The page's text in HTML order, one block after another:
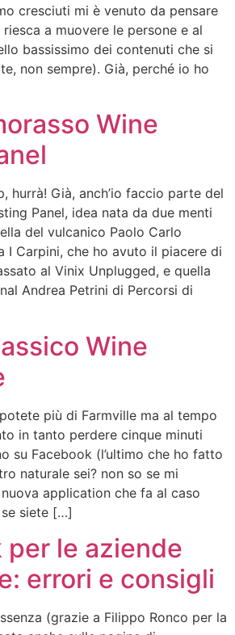
cresciuti mi è venuto da pensare
a muovere le persone e al
bassissimo dei contenuti che si
non sempre). Già, perché io ho
Wine
hurrà! Già, anch’io faccio parte del
Panel, idea nata da due menti
del vulcanico Paolo Carlo
I Carpini, che ho avuto il piacere di
al Vinix Unplugged, e quella
Andrea Petrini di Percorsi di
Wine
più di Farmville ma al tempo
in tanto perdere cinque minuti
su Facebook (l’ultimo che ho fatto
naturale sei? non so se mi
application che fa al caso
siete […]
per le aziende
errori e consigli
(grazie a Filippo Ronco per la